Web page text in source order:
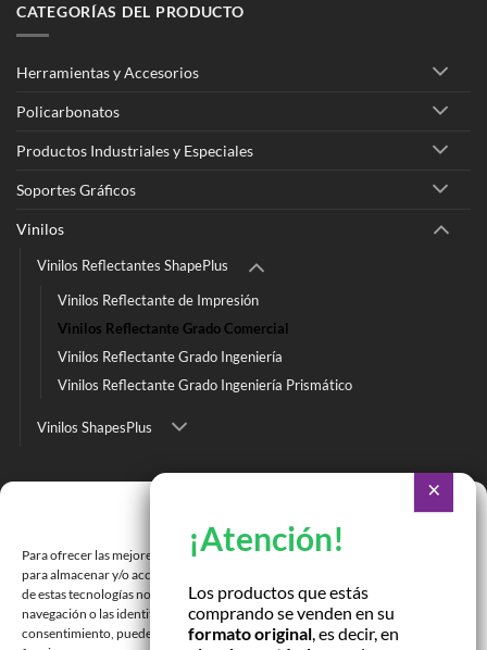
Para ofrecer las mejores experiencias, utilizamos tecnologías como las cookies
para almacenar y/o acceder a la información del dispositivo. El consentimiento
de estas tecnologías nos permitirá procesar datos como el comportamiento de
navegación o las identificaciones únicas en este sitio. No consentir o retirar el
consentimiento, puede afectar negativamente a ciertas características y
CATEGORÍAS DEL PRODUCTO
Herramientas y Accesorios
Policarbonatos
Productos Industriales y Especiales
Soportes Gráficos
Vinilos
Vinilos Reflectantes ShapePlus
Vinilos Reflectante de Impresión
Vinilos Reflectante Grado Comercial
Vinilos Reflectante Grado Ingeniería
Vinilos Reflectante Grado Ingeniería Prismático
Vinilos ShapesPlus
Román Spech 3213, Quinta Normal, Región Metropolitana
Janequeo 1770, Concepción, Región Bío Bío
Los productos que estás
comprando se venden en su
formato original, es decir, en